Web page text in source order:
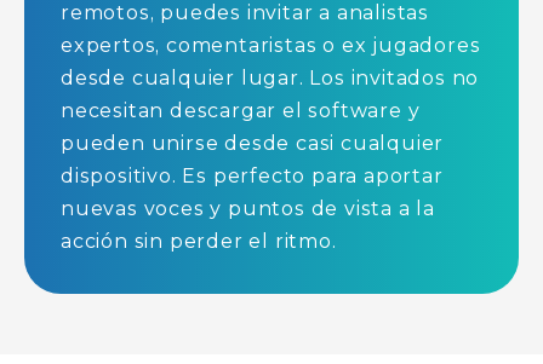
remotos, puedes invitar a analistas
expertos, comentaristas o ex jugadores
desde cualquier lugar. Los invitados no
necesitan descargar el software y
pueden unirse desde casi cualquier
dispositivo. Es perfecto para aportar
nuevas voces y puntos de vista a la
acción sin perder el ritmo.